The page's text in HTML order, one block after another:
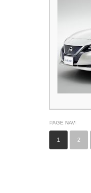
PAGE NAVI
1 2